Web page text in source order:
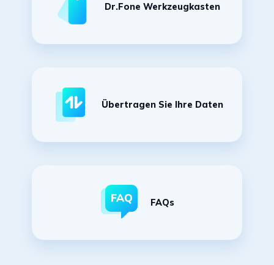
Dr.Fone Werkzeugkasten
Übertragen Sie Ihre Daten
FAQs